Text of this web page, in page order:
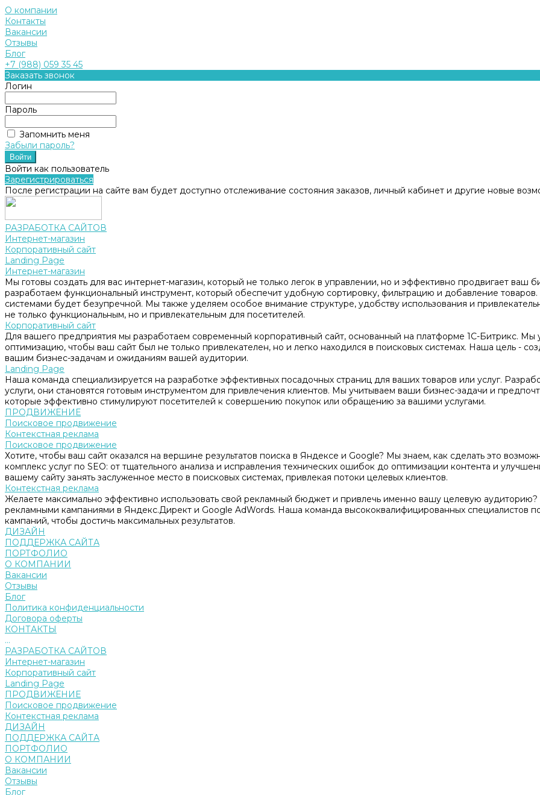
О компании
Контакты
Вакансии
Отзывы
Блог
+7 (988) 059 35 45
Заказать звонок
Логин
Пароль
Запомнить меня
Забыли пароль?
Войти как пользователь
Зарегистрироваться
После регистрации на сайте вам будет доступно отслеживание состояния заказов, личный кабинет и другие новые
РАЗРАБОТКА САЙТОВ
Интернет-магазин
Корпоративный сайт
Landing Page
Интернет-магазин
Мы готовы создать для вас интернет-магазин, который не только легок в управлении, но и эффективно продвигает ваш
разработаем функциональный инструмент, который обеспечит удобную сортировку, фильтрацию и добавление
системами будет безупречной. Мы также уделяем особое внимание структуре, удобству использования и
не только функциональным, но и привлекательным для посетителей.
Корпоративный сайт
Для вашего предприятия мы разработаем современный корпоративный сайт, основанный на платформе 1С-Битрикс. Мы
оптимизацию, чтобы ваш сайт был не только привлекателен, но и легко находился в поисковых системах. Наша цель -
вашим бизнес-задачам и ожиданиям вашей аудитории.
Landing Page
Наша команда специализируется на разработке эффективных посадочных страниц для ваших товаров или услуг.
услуги, они становятся готовым инструментом для привлечения клиентов. Мы учитываем ваши бизнес-задачи и
которые эффективно стимулируют посетителей к совершению покупок или обращению за вашими услугами.
ПРОДВИЖЕНИЕ
Поисковое продвижение
Контекстная реклама
Поисковое продвижение
Хотите, чтобы ваш сайт оказался на вершине результатов поиска в Яндексе и Google? Мы знаем, как сделать это
комплекс услуг по SEO: от тщательного анализа и исправления технических ошибок до оптимизации контента и
вашему сайту занять заслуженное место в поисковых системах, привлекая потоки целевых клиентов.
Контекстная реклама
Желаете максимально эффективно использовать свой рекламный бюджет и привлечь именно вашу целевую
рекламными кампаниями в Яндекс.Директ и Google AdWords. Наша команда высококвалифицированных специалистов
кампаний, чтобы достичь максимальных результатов.
ДИЗАЙН
ПОДДЕРЖКА САЙТА
ПОРТФОЛИО
О КОМПАНИИ
Вакансии
Отзывы
Блог
Политика конфиденциальности
Договора оферты
КОНТАКТЫ
...
РАЗРАБОТКА САЙТОВ
Интернет-магазин
Корпоративный сайт
Landing Page
ПРОДВИЖЕНИЕ
Поисковое продвижение
Контекстная реклама
ДИЗАЙН
ПОДДЕРЖКА САЙТА
ПОРТФОЛИО
О КОМПАНИИ
Вакансии
Отзывы
Блог